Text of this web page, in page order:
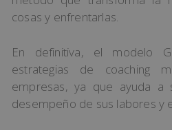
cosas y enfrentarlas.
En definitiva, el modelo
estrategias de coaching
empresas, ya que ayuda a
desempeño de sus labores y